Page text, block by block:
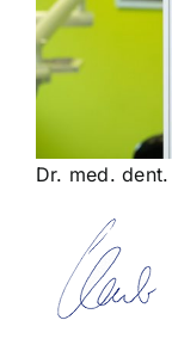
Dr. med.